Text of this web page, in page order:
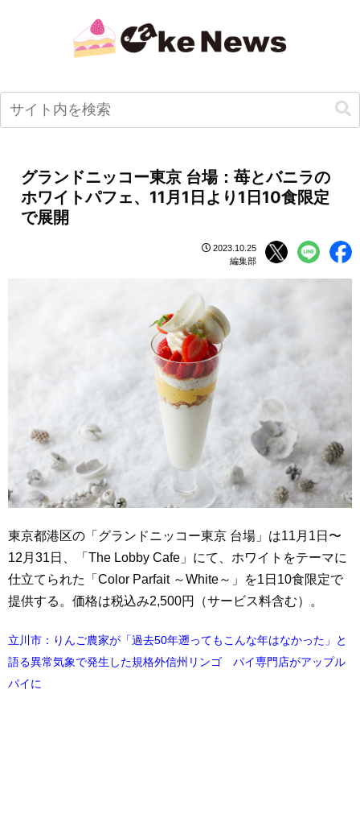
グランドニッコー東京 台場：苺とバニラの
ホワイトパフェ、11月1日より1日10食限定
で展開
2023.10.25
編集部
東京都港区の「グランドニッコー東京 台場」は11月1日〜
12月31日、「The Lobby Cafe」にて、ホワイトをテーマに
仕立てられた「Color Parfait ～White～」を1日10食限定で
提供する。価格は税込み2,500円（サービス料含む）。
立川市：りんご農家が「過去50年遡ってもこんな年はなかった」と
語る異常気象で発生した規格外信州リンゴ パイ専門店がアップル
パイに